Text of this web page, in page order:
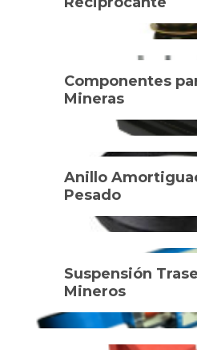
Componentes
Mineras
Anillo
Pesado
Suspensión
Mineros